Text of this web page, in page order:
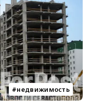
недвижимость